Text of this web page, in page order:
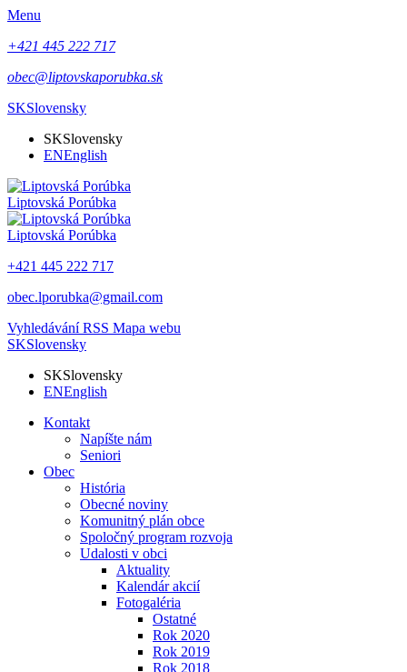
Menu
+421 445 222 717
obec@liptovskaporubka.sk
SKSlovensky
SKSlovensky
ENEnglish
Liptovská Porúbka
Liptovská Porúbka
+421 445 222 717
obec.lporubka@gmail.com
Vyhledávání RSS Mapa webu
SKSlovensky
SKSlovensky
ENEnglish
Kontakt
Napíšte nám
Seniori
Obec
História
Obecné noviny
Komunitný plán obce
Spoločný program rozvoja
Udalosti v obci
Aktuality
Kalendár akcií
Fotogaléria
Ostatné
Rok 2020
Rok 2019
Rok 2018